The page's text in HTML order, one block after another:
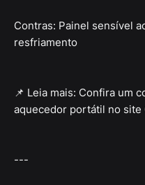
Contras: Painel sensível
resfriamento
📌 Leia mais: Confira um
aquecedor portátil no site
---